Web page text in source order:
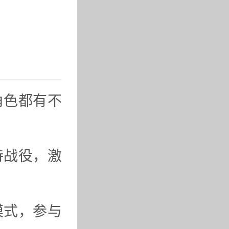
都有不
役，激
，参与